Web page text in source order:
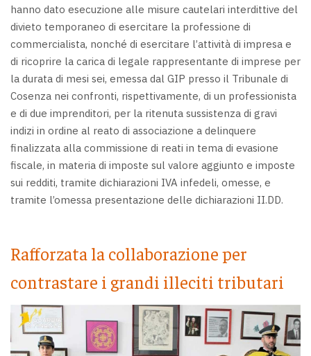
hanno dato esecuzione alle misure cautelari interdittive del
divieto temporaneo di esercitare la professione di
commercialista, nonché di esercitare l’attività di impresa e
di ricoprire la carica di legale rappresentante di imprese per
la durata di mesi sei, emessa dal GIP presso il Tribunale di
Cosenza nei confronti, rispettivamente, di un professionista
e di due imprenditori, per la ritenuta sussistenza di gravi
indizi in ordine al reato di associazione a delinquere
finalizzata alla commissione di reati in tema di evasione
fiscale, in materia di imposte sul valore aggiunto e imposte
sui redditi, tramite dichiarazioni IVA infedeli, omesse, e
tramite l’omessa presentazione delle dichiarazioni II.DD.
Rafforzata la collaborazione per
contrastare i grandi illeciti tributari